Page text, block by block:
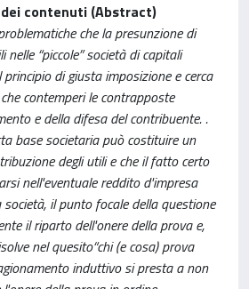
contenuti (Abstract)
che la presunzione di
“piccole” società di capitali
di giusta imposizione e cerca
contemperi le contrapposte
e della difesa del contribuente. .
base societaria può costituire un
degli utili e che il fatto certo
nell'eventuale reddito d'impresa
il punto focale della questione
il riparto dell'onere della prova e,
nel quesito“chi (e cosa) prova
induttivo si presta a non